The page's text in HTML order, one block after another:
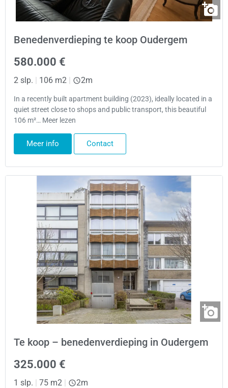
Benedenverdieping te koop Oudergem
580.000 €
2 slp. | 106 m2 | 2m
In a recently built apartment building (2023), ideally located in a
quiet street close to shops and public transport, this beautiful
106 m²… Meer lezen
Meer info Contact
Te koop – benedenverdieping in Oudergem
325.000 €
1 slp. | 75 m2 | 2m